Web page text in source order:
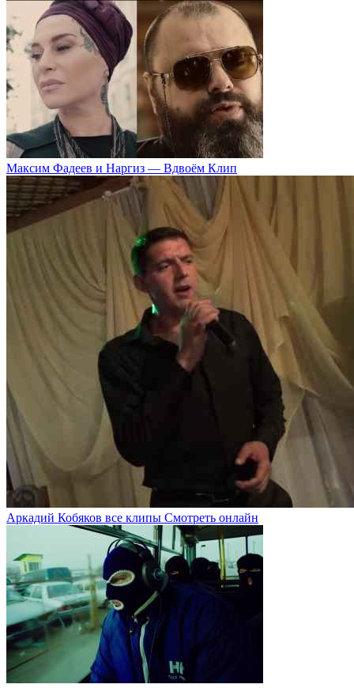
Максим Фадеев и Наргиз — Вдвоём Клип
Аркадий Кобяков все клипы Смотреть онлайн